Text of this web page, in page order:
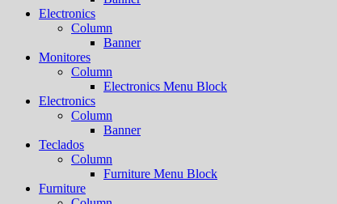
Electronics
Column
Banner
Monitores
Column
Electronics Menu Block
Electronics
Column
Banner
Teclados
Column
Furniture Menu Block
Furniture